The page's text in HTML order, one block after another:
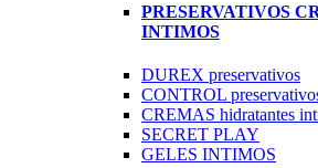
PRESERVATIVOS
INTIMOS
DUREX preservativos
CONTROL
CREMAS hidratantes
SECRET PLAY
GELES INTIMOS